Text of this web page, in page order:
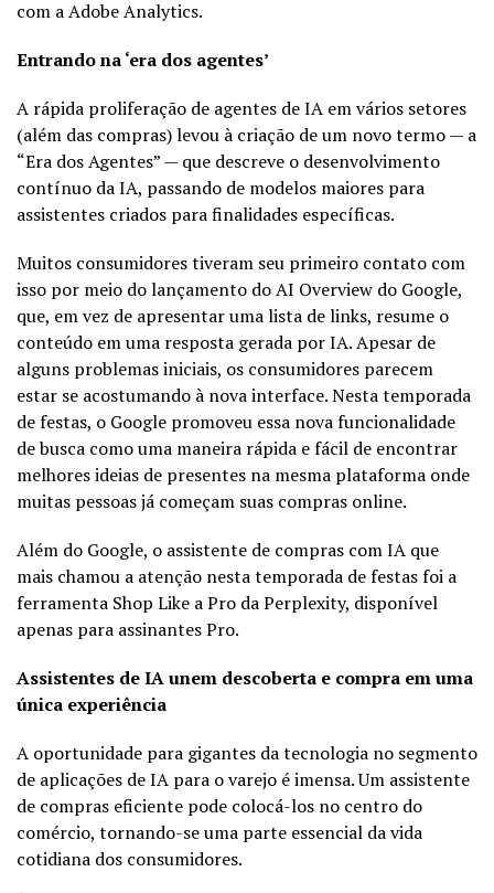
com a Adobe Analytics.
Entrando na ‘era dos agentes’
A rápida proliferação de agentes de IA em vários setores
(além das compras) levou à criação de um novo termo — a
“Era dos Agentes” — que descreve o desenvolvimento
contínuo da IA, passando de modelos maiores para
assistentes criados para finalidades específicas.
Muitos consumidores tiveram seu primeiro contato com
isso por meio do lançamento do AI Overview do Google,
que, em vez de apresentar uma lista de links, resume o
conteúdo em uma resposta gerada por IA. Apesar de
alguns problemas iniciais, os consumidores parecem
estar se acostumando à nova interface. Nesta temporada
de festas, o Google promoveu essa nova funcionalidade
de busca como uma maneira rápida e fácil de encontrar
melhores ideias de presentes na mesma plataforma onde
muitas pessoas já começam suas compras online.
Além do Google, o assistente de compras com IA que
mais chamou a atenção nesta temporada de festas foi a
ferramenta Shop Like a Pro da Perplexity, disponível
apenas para assinantes Pro.
Assistentes de IA unem descoberta e compra em uma
única experiência
A oportunidade para gigantes da tecnologia no segmento
de aplicações de IA para o varejo é imensa. Um assistente
de compras eficiente pode colocá-los no centro do
comércio, tornando-se uma parte essencial da vida
cotidiana dos consumidores.